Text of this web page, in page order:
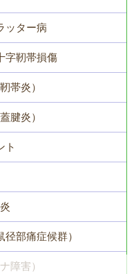
ッター病
字靭帯損傷
帯炎）
腱炎）
ト
部痛症候群）
障害）